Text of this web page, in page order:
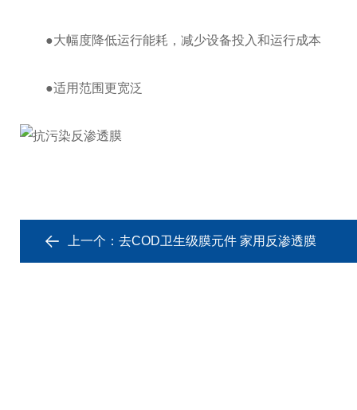
●大幅度降低运行能耗，减少设备投入和运行成本
●适用范围更宽泛
上一个： 去COD卫生级膜元件 家用反渗透膜